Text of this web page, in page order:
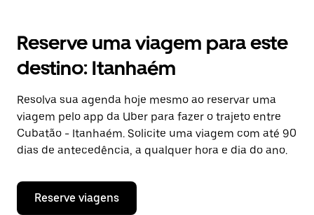
o
e
uma
data.
Pressione
a
tecla
“ESC”
fechar
calendário.
Reserve uma viagem para este
destino: Itanhaém
Resolva sua agenda hoje mesmo ao reservar uma
viagem pelo app da Uber para fazer o trajeto entre
Cubatão - Itanhaém. Solicite uma viagem com até 90
dias de antecedência, a qualquer hora e dia do ano.
Reserve viagens